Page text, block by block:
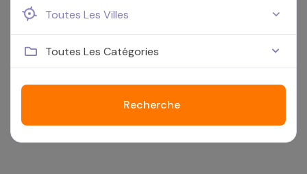
Toutes Les Catégories
Recherche